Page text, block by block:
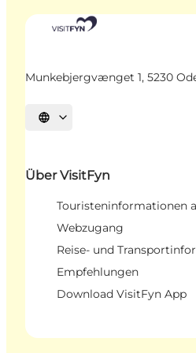
Munkebjergvænget 1, 5230
Sprache auswählen
Über VisitFyn
Touristeninformationen
Webzugang
Reise- und
Empfehlungen
Download VisitFyn App